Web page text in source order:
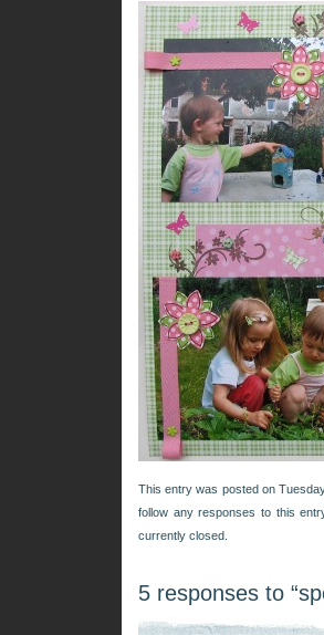
This entry was posted on
follow any responses to this
currently closed.
5 responses to